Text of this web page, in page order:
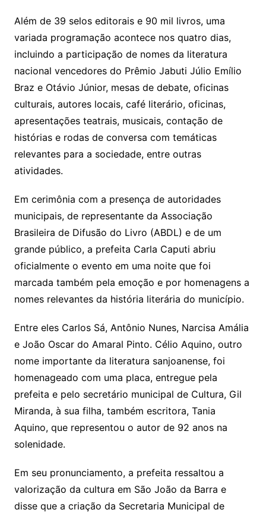
Além de 39 selos editorais e 90 mil livros, uma
variada programação acontece nos quatro dias,
incluindo a participação de nomes da literatura
nacional vencedores do Prêmio Jabuti Júlio Emílio
Braz e Otávio Júnior, mesas de debate, oficinas
culturais, autores locais, café literário, oficinas,
apresentações teatrais, musicais, contação de
histórias e rodas de conversa com temáticas
relevantes para a sociedade, entre outras
atividades.
Em cerimônia com a presença de autoridades
municipais, de representante da Associação
Brasileira de Difusão do Livro (ABDL) e de um
grande público, a prefeita Carla Caputi abriu
oficialmente o evento em uma noite que foi
marcada também pela emoção e por homenagens a
nomes relevantes da história literária do município.
Entre eles Carlos Sá, Antônio Nunes, Narcisa Amália
e João Oscar do Amaral Pinto. Célio Aquino, outro
nome importante da literatura sanjoanense, foi
homenageado com uma placa, entregue pela
prefeita e pelo secretário municipal de Cultura, Gil
Miranda, à sua filha, também escritora, Tania
Aquino, que representou o autor de 92 anos na
solenidade.
Em seu pronunciamento, a prefeita ressaltou a
valorização da cultura em São João da Barra e
disse que a criação da Secretaria Municipal de